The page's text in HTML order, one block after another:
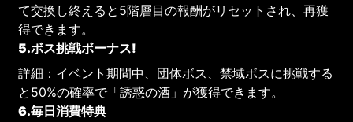
て交換し終えると5階層目の報酬がリセットされ、再獲
得できます。
5.ボス挑戦ボーナス!
詳細：イベント期間中、団体ボス、禁域ボスに挑戦する
と50%の確率で「誘惑の酒」が獲得できます。
6.毎日消費特典